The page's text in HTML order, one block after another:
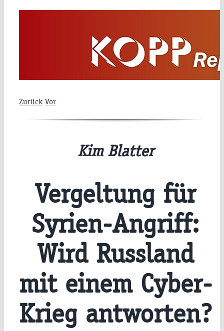
Zurück Vor
Kim Blatter
Vergeltung für
Syrien-Angriff:
Wird Russland
mit einem Cyber-
Krieg antworten?